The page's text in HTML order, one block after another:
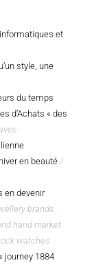
et
style, une
du temps
d’Achats « des
en beauté /
en devenir
brands
hand market
watches
journey 1884